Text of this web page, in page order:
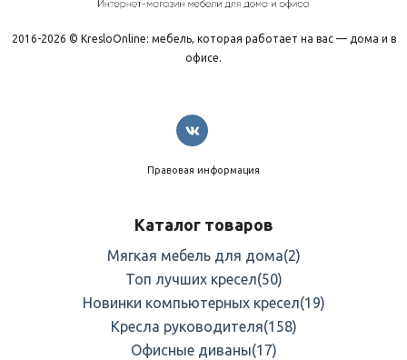
2016-2026 © KresloOnline: мебель, которая работает на вас — дома и в
офисе.
Правовая информация
Каталог товаров
Мягкая мебель для дома(2)
Топ лучших кресел(50)
Новинки компьютерных кресел(19)
Кресла руководителя(158)
Офисные диваны(17)